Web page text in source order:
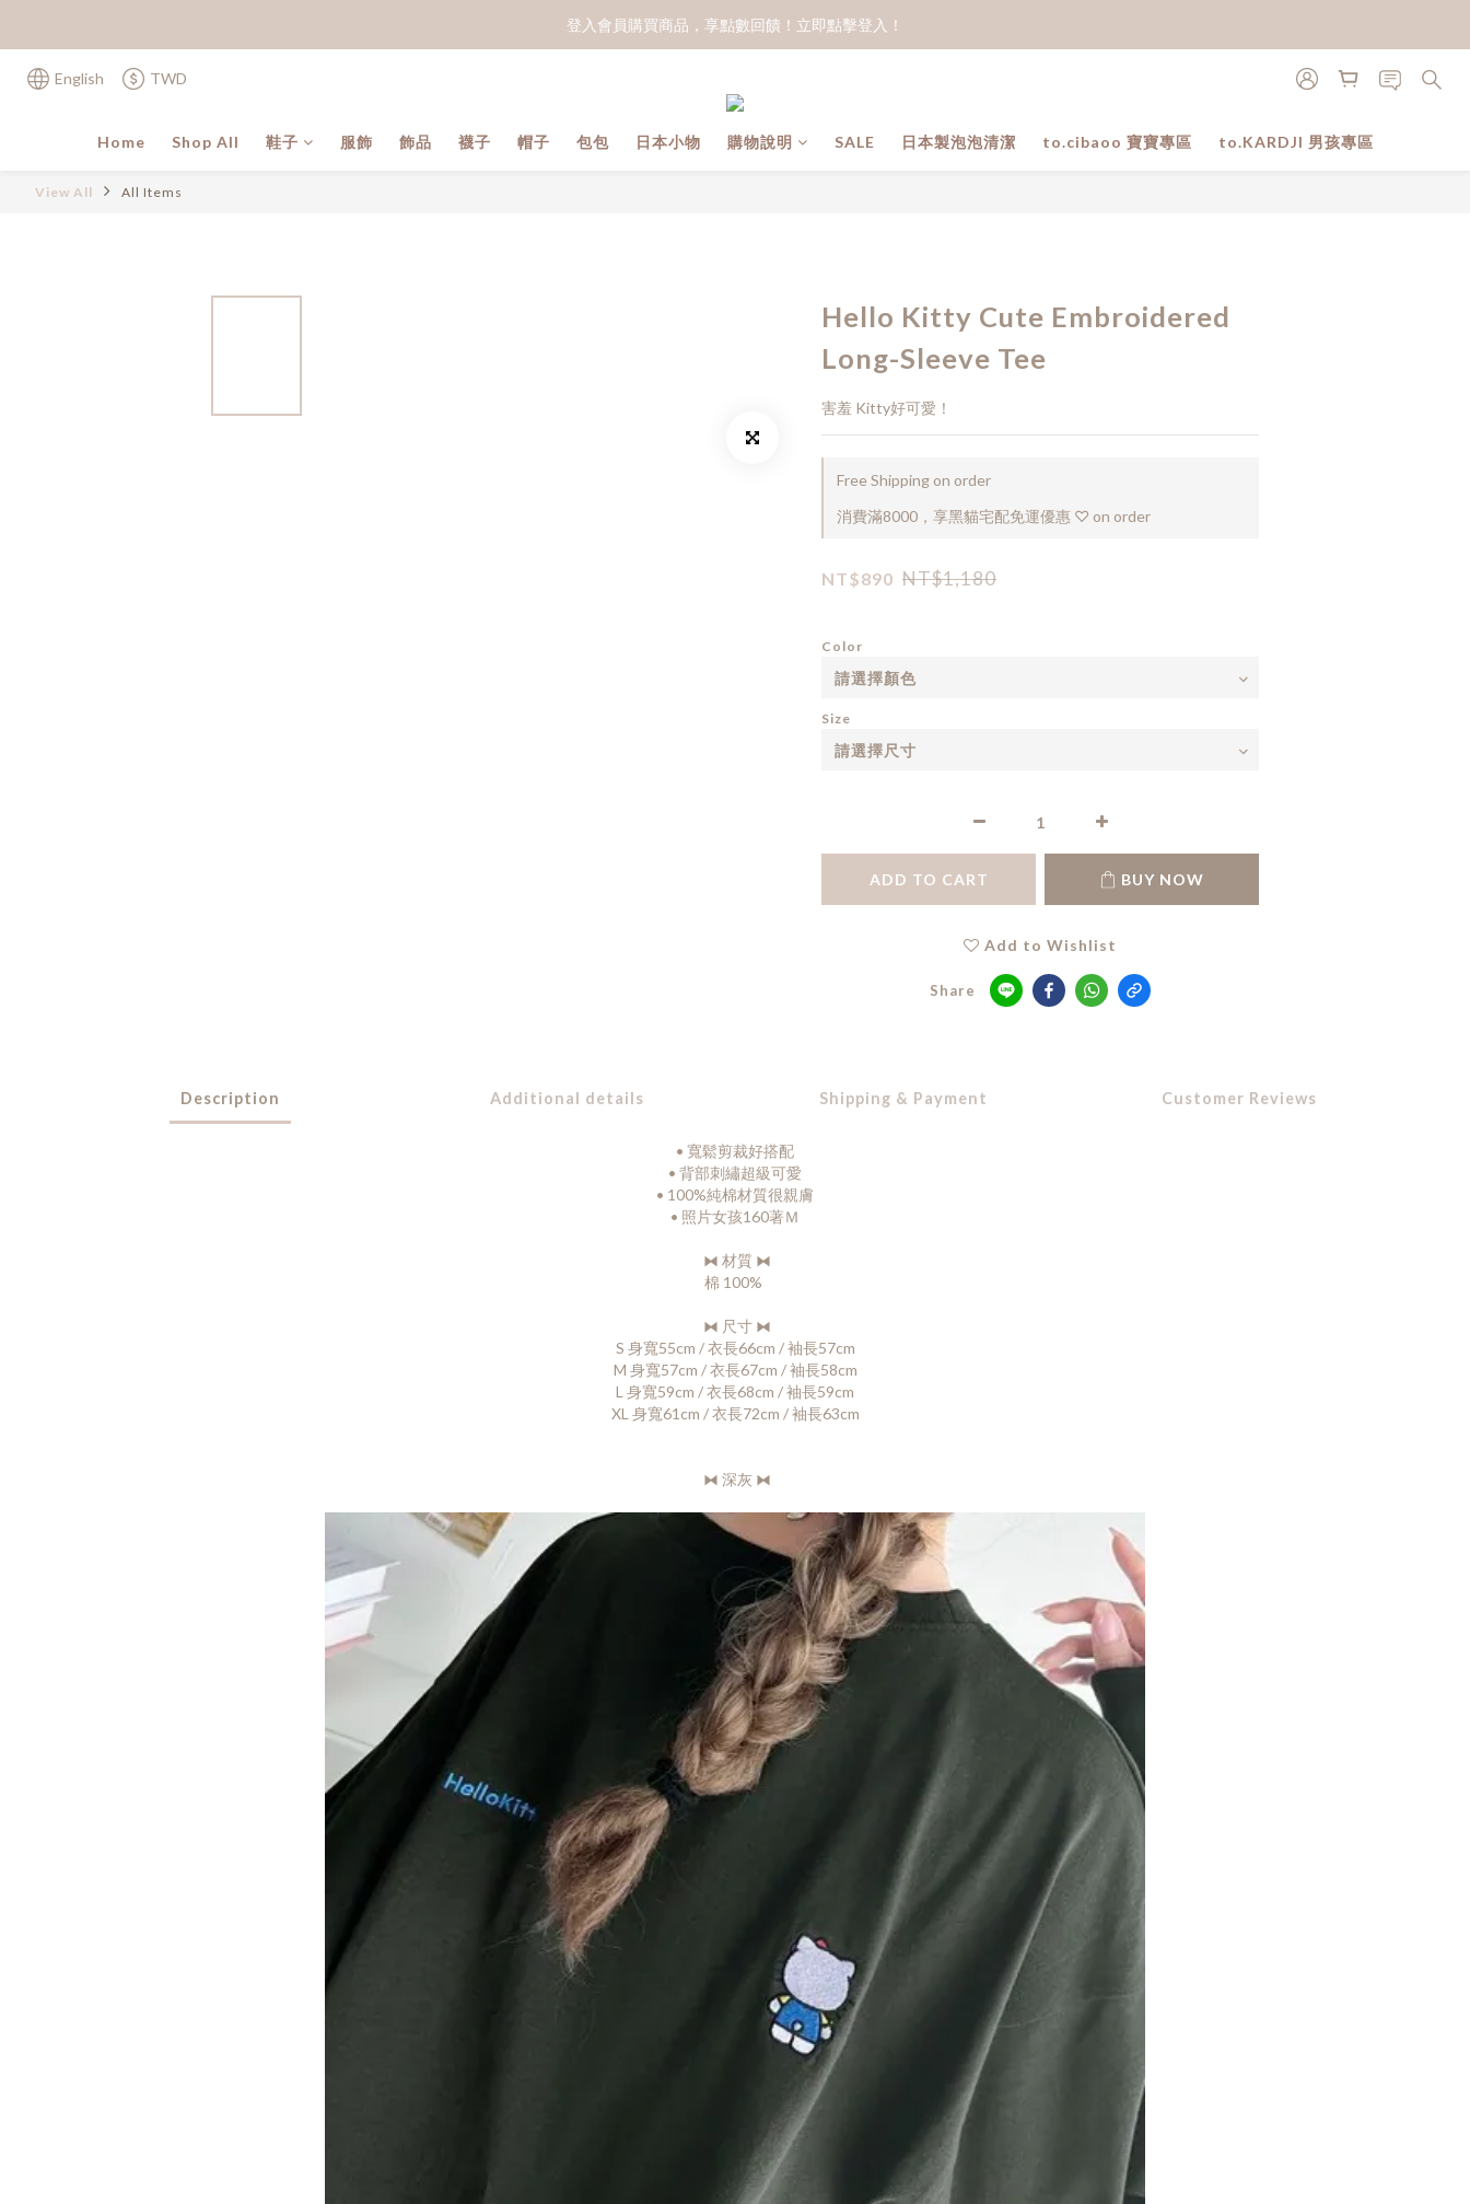
登入會員購買商品，享點數回饋！立即點擊登入！
English TWD
Home Shop All 鞋子 服飾 飾品 襪子 帽子 包包 日本小物 購物說明 SALE 日本製泡泡清潔 to.cibaoo 寶寶專區 to.KARDJI 男孩專區
View All All Items
Hello Kitty Cute Embroidered
Long-Sleeve Tee
害羞 Kitty好可愛！
Free Shipping on order
消費滿8000，享黑貓宅配免運優惠 ♡ on order
NT$890 NT$1,180
Color
Size
ADD TO CART BUY NOW
Add to Wishlist
Share
Description Additional details Shipping & Payment Customer Reviews
• 寬鬆剪裁好搭配
• 背部刺繡超級可愛
• 100%純棉材質很親膚
• 照片女孩160著Ｍ
⧓ 材質 ⧓
棉 100%
⧓ 尺寸 ⧓
S 身寬55cm / 衣長66cm / 袖長57cm
M 身寬57cm / 衣長67cm / 袖長58cm
L 身寬59cm / 衣長68cm / 袖長59cm
XL 身寬61cm / 衣長72cm / 袖長63cm
⧓ 深灰 ⧓